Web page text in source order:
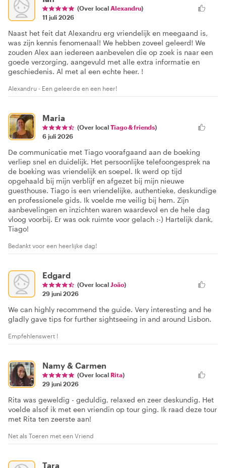
(Over local Alexandru)
11 juli 2026
Naast het feit dat Alexandru erg vriendelijk en meegaand is,
was zijn kennis fenomenaal! We hebben zoveel geleerd! We
zouden Alex aan iedereen aanbevelen die op zoek is naar een
goede verzorging, aangevuld met alle extra informatie en
geschiedenis. Al met al een echte heer. !
Alexandru - Een geleerde en een heer!
Maria
(Over local Tiago & friends)
6 juli 2026
De communicatie met Tiago voorafgaand aan de boeking
verliep snel en duidelijk. Het persoonlijke telefoongesprek na
de boeking was vriendelijk en soepel. Ik werd op tijd
opgehaald bij mijn verblijf en afgezet bij mijn nieuwe
guesthouse. Tiago is een vriendelijke, authentieke, deskundige
en professionele gids. Ik voelde me veilig bij hem. Zijn
aanbevelingen en inzichten waren waardevol en de hele dag
vloog voorbij. Er was ook ruimte voor gelach :-) Hartelijk dank,
Tiago!
Bedankt voor een heerlijke dag!
Edgard
(Over local João)
29 juni 2026
We can highly recommend the guide. Very interesting and he
gladly gave tips for further sightseeing in and around Lisbon.
Empfehlenswert !
Namy & Carmen
(Over local Rita)
29 juni 2026
Rita was geweldig - geduldig, relaxed en zeer deskundig. Het
voelde alsof ik met een vriendin op tour ging. Ik raad deze tour
met Rita ten zeerste aan!
Net als Toeren met een Vriend
Tara